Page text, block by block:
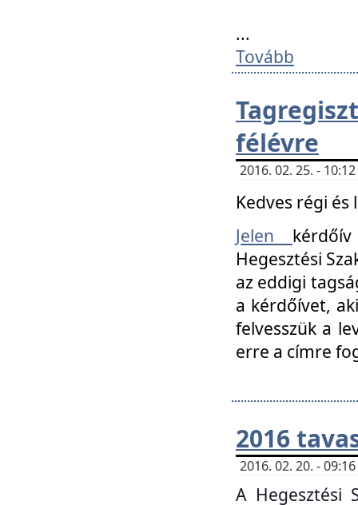
...
Tovább
félévre
2016. 02. 25. -
Kedves régi
Jelen
Hegesztési
az eddigi
a kérdőívet,
felvesszük a
erre a címre
2016
2016. 02. 20. -
A Hegesztési